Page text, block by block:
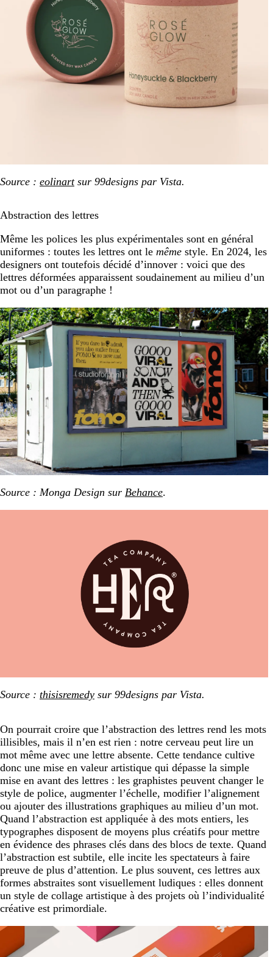
Source : eolinartsur 99designs par Vista.
Abstraction des lettres
Même les polices les plus expérimentales sont en général
uniformes : toutes les lettres ont le même style. En 2024, les
designers ont toutefois décidé d’innover : voici que des
lettres déformées apparaissent soudainement au milieu d’un
mot ou d’un paragraphe !
Source : Monga Design sur Behance.
Source : thisisremedy sur 99designs par Vista.
On pourrait croire que l’abstraction des lettres rend les mots
illisibles, mais il n’en est rien : notre cerveau peut lire un
mot même avec une lettre absente. Cette tendance cultive
donc une mise en valeur artistique qui dépasse la simple
mise en avant des lettres : les graphistes peuvent changer le
style de police, augmenter l’échelle, modifier l’alignement
ou ajouter des illustrations graphiques au milieu d’un mot.
Quand l’abstraction est appliquée à des mots entiers, les
typographes disposent de moyens plus créatifs pour mettre
en évidence des phrases clés dans des blocs de texte. Quand
l’abstraction est subtile, elle incite les spectateurs à faire
preuve de plus d’attention. Le plus souvent, ces lettres aux
formes abstraites sont visuellement ludiques : elles donnent
un style de collage artistique à des projets où l’individualité
créative est primordiale.